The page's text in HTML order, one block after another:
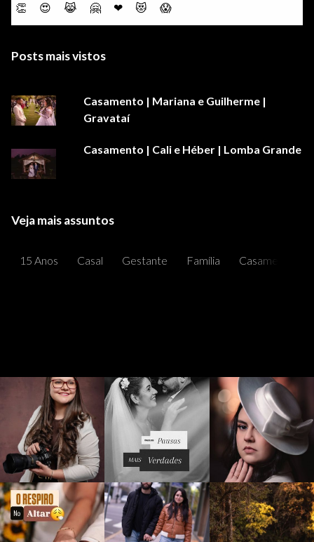
👏 😍 😹 🤗 ❤ 😻 😱
Posts mais vistos
Casamento | Mariana e Guilherme |
Gravataí
Casamento | Cali e Héber | Lomba Grande
Veja mais assuntos
15 Anos Casal Gestante Família Casamentos